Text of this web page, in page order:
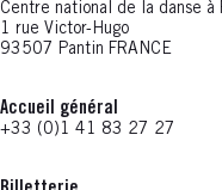
Centre national de la danse à
1 rue Victor-Hugo
93507 Pantin FRANCE
Accueil général
+33 (0)1 41 83 27 27